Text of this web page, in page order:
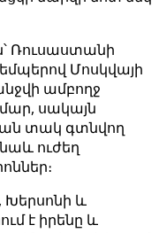
Ռուսաստանի
Մոսկվայի
ամբողջ
սակայն
տակ գտնվող
ուժեղ
և
է իրենը և